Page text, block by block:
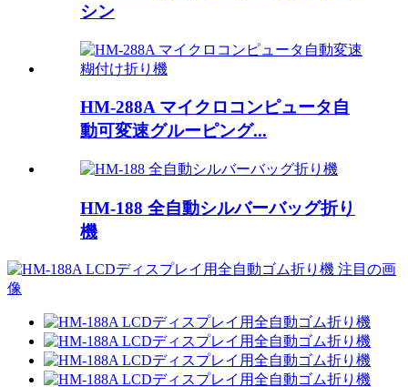
シン
HM-288A マイクロコンピュータ自
動可変速グルーピング...
HM-188 全自動シルバーバッグ折り
機